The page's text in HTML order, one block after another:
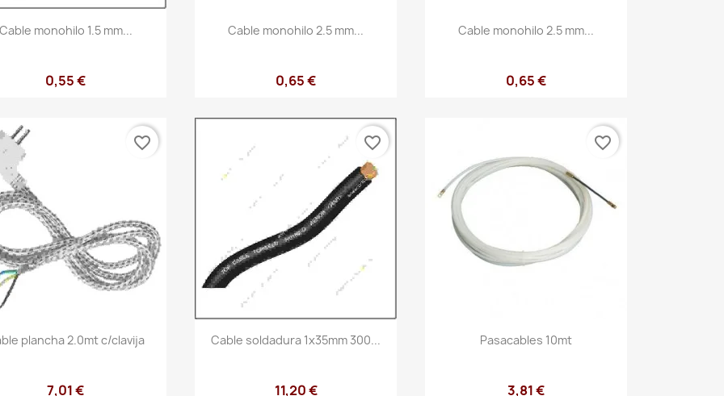
Vista rápida
monohilo 1.5 mm...
0,55 €
Vista rápida
Cable monohilo 2.5 mm...
0,65 €
Vista rápida
Cable monohilo 2.5 mm...
0,65 €
Vista rápida
plancha 2.0mt c/clavija
7,01 €
favorite_border
Vista rápida
Cable soldadura 1x35mm 300...
11,20 €
favorite_border
Vista rápida
Pasacables 10mt
3,81 €
favorite_border